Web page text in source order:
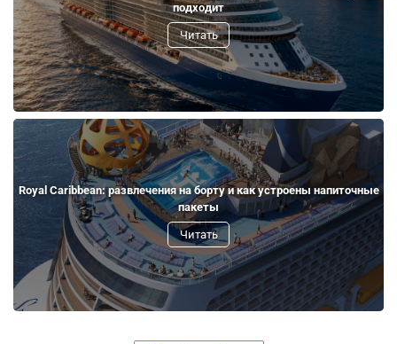
подходит
Читать
Royal Caribbean: развлечения на борту и как устроены напиточные
пакеты
Читать